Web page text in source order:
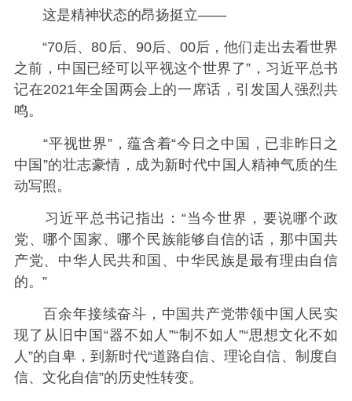
这是精神状态的昂扬挺立——
“70后、80后、90后、00后，他们走出去看世界
之前，中国已经可以平视这个世界了”，习近平总书
记在2021年全国两会上的一席话，引发国人强烈共
鸣。
“平视世界”，蕴含着“今日之中国，已非昨日之
中国”的壮志豪情，成为新时代中国人精神气质的生
动写照。
习近平总书记指出：“当今世界，要说哪个政
党、哪个国家、哪个民族能够自信的话，那中国共
产党、中华人民共和国、中华民族是最有理由自信
的。”
百余年接续奋斗，中国共产党带领中国人民实
现了从旧中国“器不如人”“制不如人”“思想文化不如
人”的自卑，到新时代“道路自信、理论自信、制度自
信、文化自信”的历史性转变。